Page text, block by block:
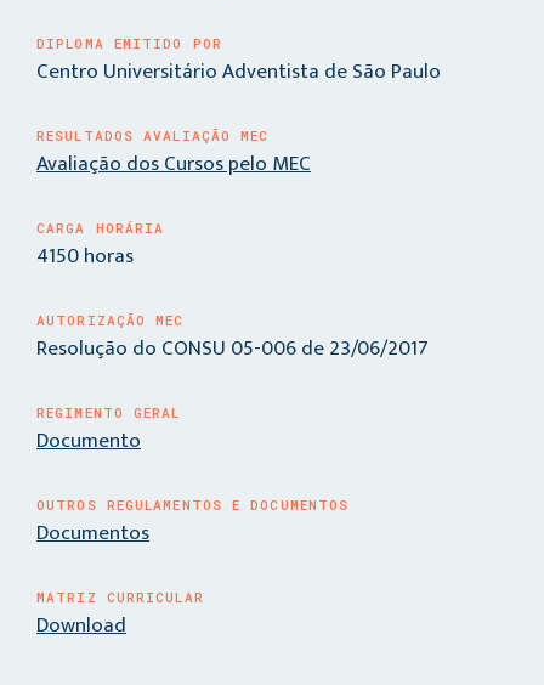
DIPLOMA EMITIDO POR
Centro Universitário Adventista de São Paulo
RESULTADOS AVALIAÇÃO MEC
Avaliação dos Cursos pelo MEC
CARGA HORÁRIA
4150 horas
AUTORIZAÇÃO MEC
Resolução do CONSU 05-006 de 23/06/2017
REGIMENTO GERAL
Documento
OUTROS REGULAMENTOS E DOCUMENTOS
Documentos
MATRIZ CURRICULAR
Download